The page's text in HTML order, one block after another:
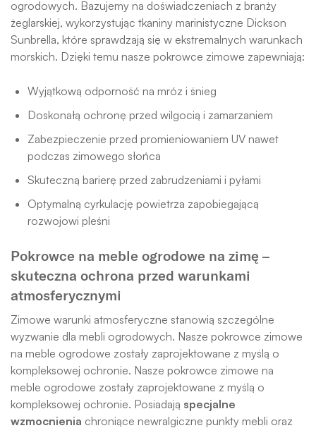
ogrodowych. Bazujemy na doświadczeniach z branży
żeglarskiej, wykorzystując tkaniny marinistyczne Dickson
Sunbrella, które sprawdzają się w ekstremalnych warunkach
morskich. Dzięki temu nasze pokrowce zimowe zapewniają:
Wyjątkową odporność na mróz i śnieg
Doskonałą ochronę przed wilgocią i zamarzaniem
Zabezpieczenie przed promieniowaniem UV nawet
podczas zimowego słońca
Skuteczną barierę przed zabrudzeniami i pyłami
Optymalną cyrkulację powietrza zapobiegającą
rozwojowi pleśni
Pokrowce na meble ogrodowe na zimę –
skuteczna ochrona przed warunkami
atmosferycznymi
Zimowe warunki atmosferyczne stanowią szczególne
wyzwanie dla mebli ogrodowych. Nasze pokrowce zimowe
na meble ogrodowe zostały zaprojektowane z myślą o
kompleksowej ochronie. Nasze pokrowce zimowe na
meble ogrodowe zostały zaprojektowane z myślą o
kompleksowej ochronie. Posiadają specjalne
wzmocnienia chroniące newralgiczne punkty mebli oraz